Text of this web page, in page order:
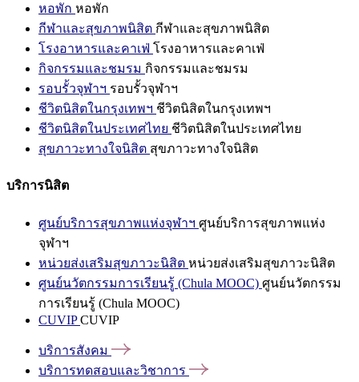
หอพัก หอพัก
กีฬาและสุขภาพนิสิต กีฬาและสุขภาพนิสิต
โรงอาหารและคาเฟ่ โรงอาหารและคาเฟ่
กิจกรรมและชมรม กิจกรรมและชมรม
รอบรั้วจุฬาฯ รอบรั้วจุฬาฯ
ชีวิตนิสิตในกรุงเทพฯ ชีวิตนิสิตในกรุงเทพฯ
ชีวิตนิสิตในประเทศไทย ชีวิตนิสิตในประเทศไทย
สุขภาวะทางใจนิสิต สุขภาวะทางใจนิสิต
บริการนิสิต
ศูนย์บริการสุขภาพแห่งจุฬาฯ ศูนย์บริการสุขภาพแห่ง
จุฬาฯ
หน่วยส่งเสริมสุขภาวะนิสิต หน่วยส่งเสริมสุขภาวะนิสิต
ศูนย์นวัตกรรมการเรียนรู้ (Chula MOOC) ศูนย์นวัตกรรม
การเรียนรู้ (Chula MOOC)
CUVIPCUVIP
บริการสังคม
บริการทดสอบและวิชาการ